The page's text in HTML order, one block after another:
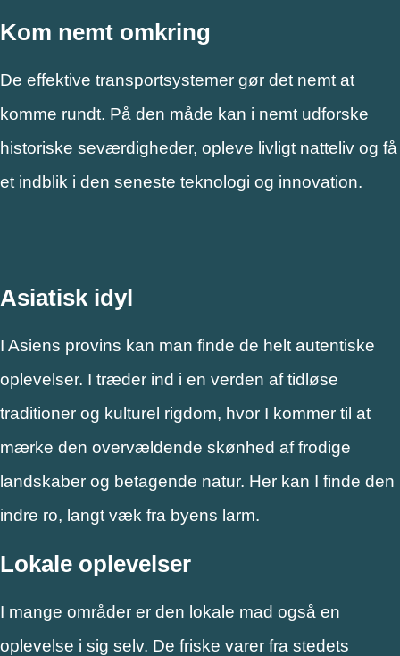
Kom nemt omkring
De effektive transportsystemer gør det nemt at
komme rundt. På den måde kan i nemt udforske
historiske seværdigheder, opleve livligt natteliv og få
et indblik i den seneste teknologi og innovation.
Asiatisk idyl
I Asiens provins kan man finde de helt autentiske
oplevelser. I træder ind i en verden af tidløse
traditioner og kulturel rigdom, hvor I kommer til at
mærke den overvældende skønhed af frodige
landskaber og betagende natur. Her kan I finde den
indre ro, langt væk fra byens larm.
Lokale oplevelser
I mange områder er den lokale mad også en
oplevelse i sig selv. De friske varer fra stedets